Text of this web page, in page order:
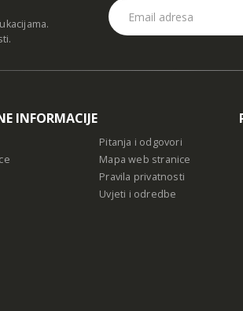
.
INFORMACIJE
Pitanja i odgovori
Mapa web stranice
Pravila privatnosti
Uvjeti i odredbe